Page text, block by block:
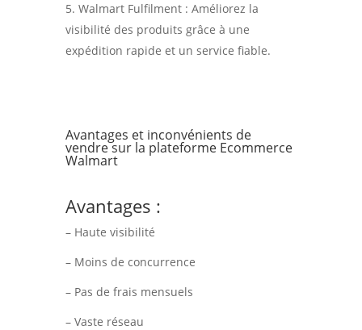
Walmart Fulfilment : Améliorez la
visibilité des produits grâce à une
expédition rapide et un service fiable.
Avantages et inconvénients de
vendre sur la plateforme Ecommerce
Walmart
Avantages :
– Haute visibilité
– Moins de concurrence
– Pas de frais mensuels
– Vaste réseau